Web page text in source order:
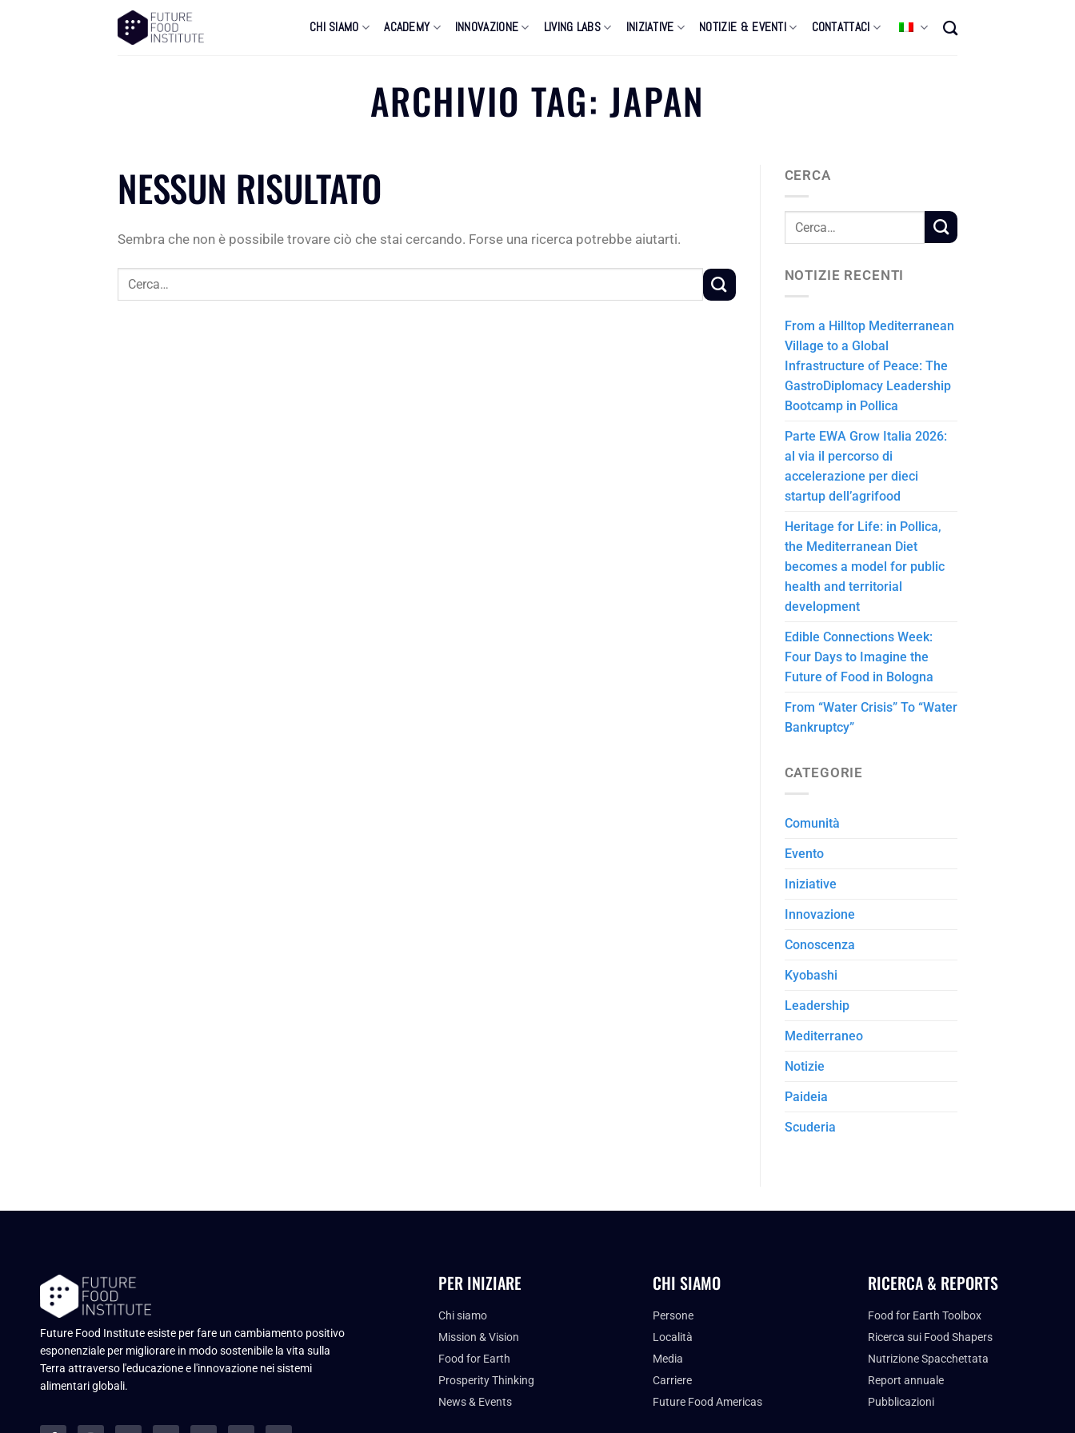
CHI SIAMO ACADEMY INNOVAZIONE LIVING LABS INIZIATIVE NOTIZIE & EVENTI CONTATTACI
ARCHIVIO TAG:JAPAN
NESSUN RISULTATO
Sembra che non è possibile trovare ciò che stai cercando. Forse una ricerca potrebbe aiutarti.
CERCA
NOTIZIE RECENTI
From a Hilltop Mediterranean
Village to a Global
Infrastructure of Peace: The
GastroDiplomacy Leadership
Bootcamp in Pollica
Parte EWA Grow Italia 2026:
al via il percorso di
accelerazione per dieci
startup dell’agrifood
Heritage for Life: in Pollica,
the Mediterranean Diet
becomes a model for public
health and territorial
development
Edible Connections Week:
Four Days to Imagine the
Future of Food in Bologna
From “Water Crisis” To “Water
Bankruptcy”
CATEGORIE
Comunità
Evento
Iniziative
Innovazione
Conoscenza
Kyobashi
Leadership
Mediterraneo
Notizie
Paideia
Scuderia
Future Food Institute esiste per fare un cambiamento positivo
esponenziale per migliorare in modo sostenibile la vita sulla
Terra attraverso l'educazione e l'innovazione nei sistemi
alimentari globali.
PER INIZIARE
Chi siamo
Mission & Vision
Food for Earth
Prosperity Thinking
News & Events
CHI SIAMO
Persone
Località
Media
Carriere
Future Food Americas
RICERCA & REPORTS
Food for Earth Toolbox
Ricerca sui Food Shapers
Nutrizione Spacchettata
Report annuale
Pubblicazioni